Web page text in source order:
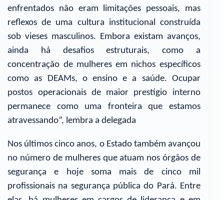
enfrentados não eram limitações pessoais, mas
reflexos de uma cultura institucional construída
sob vieses masculinos. Embora existam avanços,
ainda há desafios estruturais, como a
concentração de mulheres em nichos específicos
como as DEAMs, o ensino e a saúde. Ocupar
postos operacionais de maior prestígio interno
permanece como uma fronteira que estamos
atravessando”, lembra a delegada
Nos últimos cinco anos, o Estado também avançou
no número de mulheres que atuam nos órgãos de
segurança e hoje soma mais de cinco mil
profissionais na segurança pública do Pará. Entre